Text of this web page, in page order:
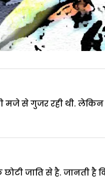
मजे से गुजर रही थी.
जाति से है. जानती